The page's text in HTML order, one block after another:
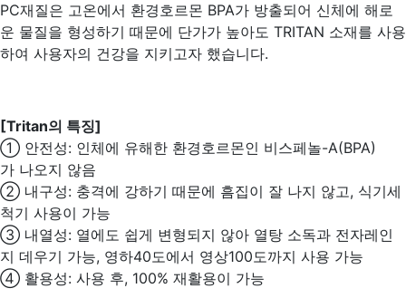
PC재질은 고온에서 환경호르몬 BPA가 방출되어 신체에 해로
운 물질을 형성하기 때문에 단가가 높아도 TRITAN 소재를 사용
하여 사용자의 건강을 지키고자 했습니다.
[Tritan의 특징]
① 안전성: 인체에 유해한 환경호르몬인 비스페놀-A(BPA)
가 나오지 않음
② 내구성: 충격에 강하기 때문에 흠집이 잘 나지 않고, 식기세
척기 사용이 가능
③ 내열성: 열에도 쉽게 변형되지 않아 열탕 소독과 전자레인
지 데우기 가능, 영하40도에서 영상100도까지 사용 가능
④ 활용성: 사용 후, 100% 재활용이 가능